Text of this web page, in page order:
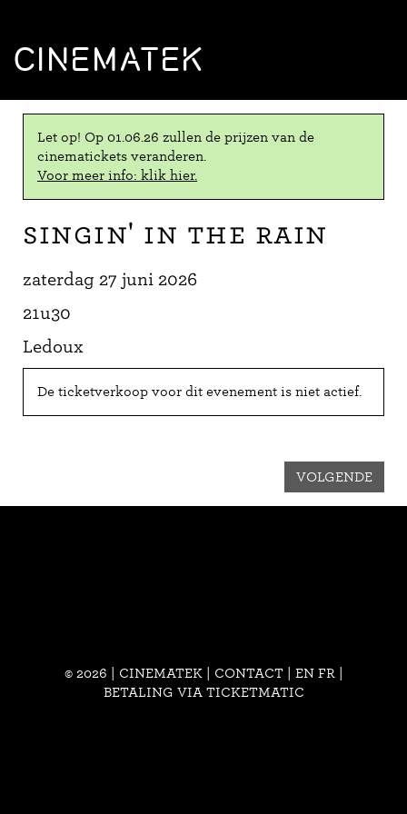
CINEMATEK
Let op! Op 01.06.26 zullen de prijzen van de
cinematickets veranderen.
Voor meer info: klik hier.
Singin' in the Rain
zaterdag 27 juni 2026
21u30
Ledoux
De ticketverkoop voor dit evenement is niet actief.
VOLGENDE
© 2026 | CINEMATEK | CONTACT| EN FR
BETALING VIA TICKETMATIC